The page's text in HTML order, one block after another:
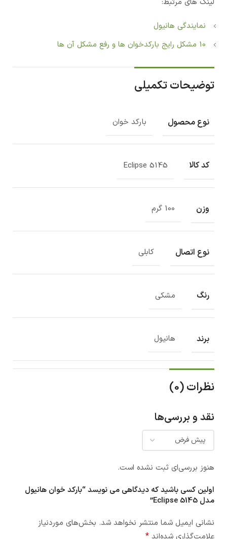
نمایندگی هانیول
10 مشکل رایج بارکدخوان ها و رفع مشکل آن ها
توضیحات تکمیلی
نوع محصول بارکد خوان
کد کالا Eclipse 5145
وزن 100 گرم
نوع اتصال کابلی
رنگ مشکی
برند هانیول
نظرات (0)
نقد و بررسی‌ها
هنوز بررسی‌ای ثبت نشده است.
اولین کسی باشید که دیدگاهی می نویسد “بارکد خوان هانیول
مدل Eclipse 5145”
نشانی ایمیل شما منتشر نخواهد شد. بخش‌های موردنیاز
علامت‌گذاری شده‌اند *